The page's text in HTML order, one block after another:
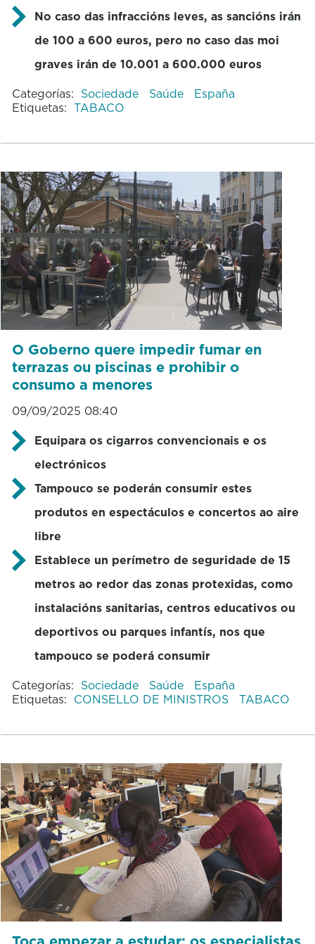
No caso das infraccións leves, as sancións irán
de 100 a 600 euros, pero no caso das moi
graves irán de 10.001 a 600.000 euros
Categorías: Sociedade Saúde
España
Etiquetas: TABACO
O Goberno quere impedir fumar en
terrazas ou piscinas e prohibir o
consumo a menores
09/09/2025 08:40
Equipara os cigarros convencionais e os
electrónicos
Tampouco se poderán consumir estes
produtos en espectáculos e concertos ao aire
libre
Establece un perímetro de seguridade de 15
metros ao redor das zonas protexidas, como
instalacións sanitarias, centros educativos ou
deportivos ou parques infantís, nos que
tampouco se poderá consumir
Categorías: Sociedade Saúde
España
Etiquetas: CONSELLO DE MINISTROS TABACO